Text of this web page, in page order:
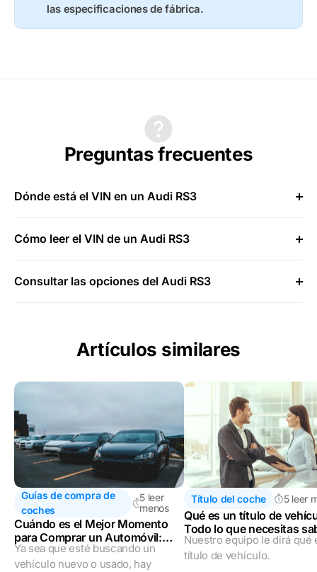
las especificaciones de fábrica.
Preguntas frecuentes
Dónde está el VIN en un Audi RS3
Cómo leer el VIN de un Audi RS3
Consultar las opciones del Audi RS3
Artículos similares
Guías de compra de
coches
5 leer
menos
Cuándo es el Mejor Momento
para Comprar un Automóvil:
Nueva Guía
Ya sea que esté buscando un
vehículo nuevo o usado, hay
Título del coche 5 leer
Qué es un título de
Todo lo que necesitas
Nuestro equipo le dirá qué
título de vehículo.